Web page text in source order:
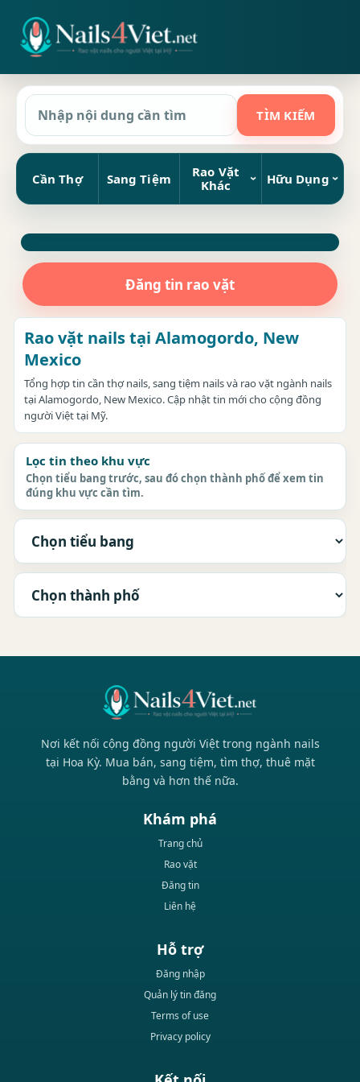
Cần Thợ Sang Tiệm
Rao Vặt
Khác
Hữu Dụng
Đăng tin rao vặt
Rao vặt nails tại Alamogordo, New
Mexico
Tổng hợp tin cần thợ nails, sang tiệm nails và rao vặt ngành nails
tại Alamogordo, New Mexico. Cập nhật tin mới cho cộng đồng
người Việt tại Mỹ.
Lọc tin theo khu vực
Chọn tiểu bang trước, sau đó chọn thành phố để xem tin
đúng khu vực cần tìm.
Nơi kết nối cộng đồng người Việt trong ngành nails
tại Hoa Kỳ. Mua bán, sang tiệm, tìm thợ, thuê mặt
bằng và hơn thế nữa.
Khám phá
Trang chủ
Rao vặt
Đăng tin
Liên hệ
Hỗ trợ
Đăng nhập
Quản lý tin đăng
Terms of use
Privacy policy